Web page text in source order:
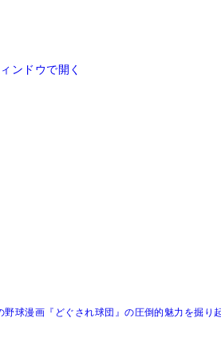
ンドウで開く
野球漫画『どぐされ球団』の圧倒的魅力を掘り